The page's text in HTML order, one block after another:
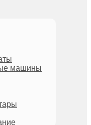
машины